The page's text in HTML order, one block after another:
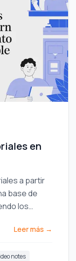
en
a partir
base de
los
Leer más →
notes